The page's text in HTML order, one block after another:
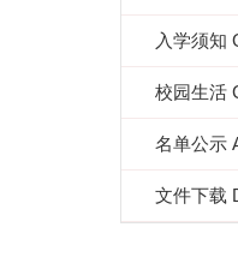
入学须知
校园生活
名单公示
文件下载